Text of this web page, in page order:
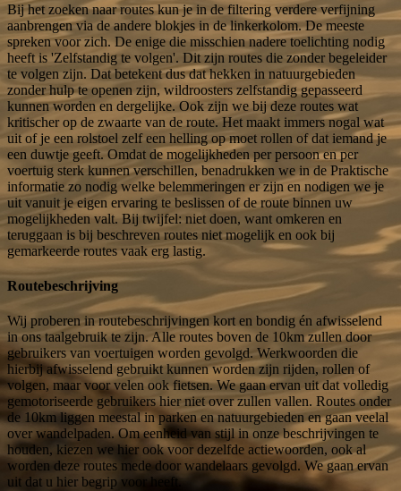
Bij het zoeken naar routes kun je in de filtering verdere verfijning
aanbrengen via de andere blokjes in de linkerkolom. De meeste
spreken voor zich. De enige die misschien nadere toelichting nodig
heeft is 'Zelfstandig te volgen'. Dit zijn routes die zonder begeleider
te volgen zijn. Dat betekent dus dat hekken in natuurgebieden
zonder hulp te openen zijn, wildroosters zelfstandig gepasseerd
kunnen worden en dergelijke. Ook zijn we bij deze routes wat
kritischer op de zwaarte van de route. Het maakt immers nogal wat
uit of je een rolstoel zelf een helling op moet rollen of dat iemand je
een duwtje geeft. Omdat de mogelijkheden per persoon en per
voertuig sterk kunnen verschillen, benadrukken we in de Praktische
informatie zo nodig welke belemmeringen er zijn en nodigen we je
uit vanuit je eigen ervaring te beslissen of de route binnen uw
mogelijkheden valt. Bij twijfel: niet doen, want omkeren en
teruggaan is bij beschreven routes niet mogelijk en ook bij
gemarkeerde routes vaak erg lastig.
Routebeschrijving
Wij proberen in routebeschrijvingen kort en bondig én afwisselend
in ons taalgebruik te zijn. Alle routes boven de 10km zullen door
gebruikers van voertuigen worden gevolgd. Werkwoorden die
hierbij afwisselend gebruikt kunnen worden zijn rijden, rollen of
volgen, maar voor velen ook fietsen. We gaan ervan uit dat volledig
gemotoriseerde gebruikers hier niet over zullen vallen. Routes onder
de 10km liggen meestal in parken en natuurgebieden en gaan veelal
over wandelpaden. Om eenheid van stijl in onze beschrijvingen te
houden, kiezen we hier ook voor dezelfde actiewoorden, ook al
worden deze routes mede door wandelaars gevolgd. We gaan ervan
uit dat u hier begrip voor heeft.